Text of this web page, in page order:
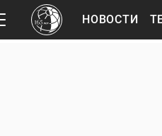
НОВОСТИ